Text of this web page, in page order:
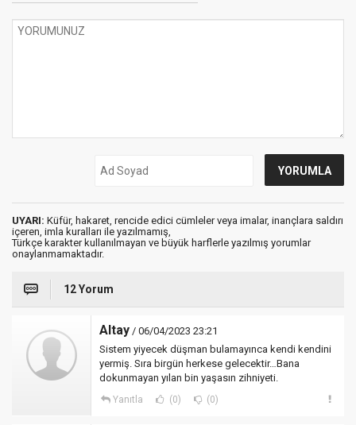
UYARI: Küfür, hakaret, rencide edici cümleler veya imalar, inançlara saldırı
içeren, imla kuralları ile yazılmamış,
Türkçe karakter kullanılmayan ve büyük harflerle yazılmış yorumlar
onaylanmamaktadır.
12 Yorum
Altay / 06/04/2023 23:21
Sistem yiyecek düşman bulamayınca kendi kendini
yermiş. Sıra birgün herkese gelecektir…Bana
dokunmayan yılan bin yaşasın zihniyeti.
Yanıtla (0) (0)